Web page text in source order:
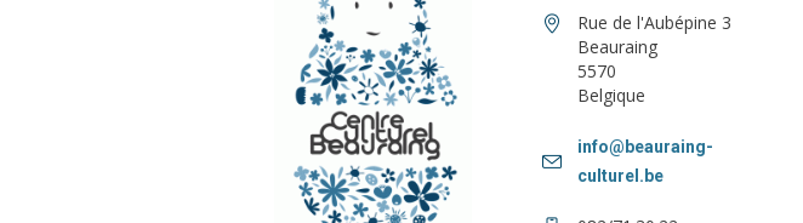
Rue de l'Aubépine 3
Beauraing
5570
Belgique
info@beauraing-
culturel.be